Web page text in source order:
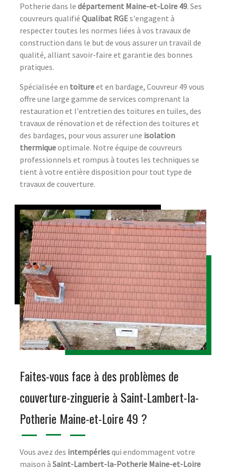
Potherie dans le département Maine-et-Loire 49. Ses
couvreurs qualifié Qualibat RGEs'engagent à
respecter toutes les normes liées à vos travaux de
construction dans le but de vous assurer un travail de
qualité, alliant savoir-faire et garantie des bonnes
pratiques.
Spécialisée en toitureet en bardage, Couvreur 49 vous
offre une large gamme de services comprenant la
restauration et l'entretien des toitures en tuiles, des
travaux de rénovation et de réfection des toitures et
des bardages, pour vous assurer une isolation
thermiqueoptimale. Notre équipe de couvreurs
professionnels et rompus à toutes les techniques se
tient à votre entière disposition pour tout type de
travaux de couverture.
Faites-vous face à des problèmes de
couverture-zinguerie à Saint-Lambert-la-
Potherie Maine-et-Loire 49 ?
Vous avez des intempériesqui endommagent votre
maison à Saint-Lambert-la-Potherie Maine-et-Loire